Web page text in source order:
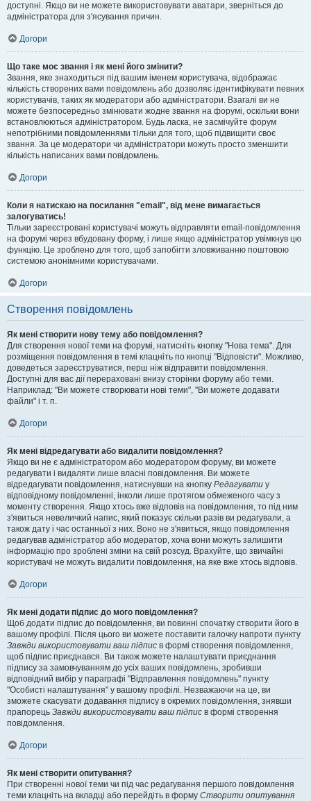
доступні. Якщо ви не можете використовувати аватари, зверніться до
адміністратора для з'ясування причин.
Догори
Що таке моє звання і як мені його змінити?
Звання, яке знаходиться під вашим іменем користувача, відображає
кількість створених вами повідомлень або дозволяє ідентифікувати певних
користувачів, таких як модератори або адміністратори. Взагалі ви не
можете безпосередньо змінювати жодне звання на форумі, оскільки вони
встановлюються адміністратором. Будь ласка, не засмічуйте форум
непотрібними повідомленнями тільки для того, щоб підвищити своє
звання. За це модератори чи адміністратори можуть просто зменшити
кількість написаних вами повідомлень.
Догори
Коли я натискаю на посилання "email", від мене вимагається
залогуватись!
Тільки зареєстровані користувачі можуть відправляти email-повідомлення
на форумі через вбудовану форму, і лише якщо адміністратор увімкнув цю
функцію. Це зроблено для того, щоб запобігти зловживанню поштовою
системою анонімними користувачами.
Догори
Створення повідомлень
Як мені створити нову тему або повідомлення?
Для створення нової теми на форумі, натисніть кнопку "Нова тема". Для
розміщення повідомлення в темі клацніть по кнопці "Відповісти". Можливо,
доведеться зареєструватися, перш ніж відправити повідомлення.
Доступні для вас дії перераховані внизу сторінки форуму або теми.
Наприклад: "Ви можете створювати нові теми", "Ви можете додавати
файли" і т. п.
Догори
Як мені відредагувати або видалити повідомлення?
Якщо ви не є адміністратором або модератором форуму, ви можете
редагувати і видаляти лише власні повідомлення. Ви можете
відредагувати повідомлення, натиснувши на кнопку Редагувати у
відповідному повідомленні, інколи лише протягом обмеженого часу з
моменту створення. Якщо хтось вже відповів на повідомлення, то під ним
з'явиться невеличкий напис, який показує скільки разів ви редагували, а
також дату і час останньої з них. Воно не з'явиться, якщо повідомлення
редагував адміністратор або модератор, хоча вони можуть залишити
інформацію про зроблені зміни на свій розсуд. Врахуйте, що звичайні
користувачі не можуть видалити повідомлення, на яке вже хтось відповів.
Догори
Як мені додати підпис до мого повідомлення?
Щоб додати підпис до повідомлення, ви повинні спочатку створити його в
вашому профілі. Після цього ви можете поставити галочку напроти пункту
Завжди використовувати ваш підпис в формі створення повідомлення,
щоб підпис приєднався. Ви також можете налаштувати приєднання
підпису за замовчуванням до усіх ваших повідомлень, зробивши
відповідний вибір у параграфі "Відправлення повідомлень" пункту
"Особисті налаштування" у вашому профілі. Незважаючи на це, ви
зможете скасувати додавання підпису в окремих повідомлення, знявши
прапорець Завжди використовувати ваш підпис в формі створення
повідомлення.
Догори
Як мені створити опитування?
При створенні нової теми чи під час редагування першого повідомлення
теми клацніть на вкладці або перейдіть в форму Створити опитування